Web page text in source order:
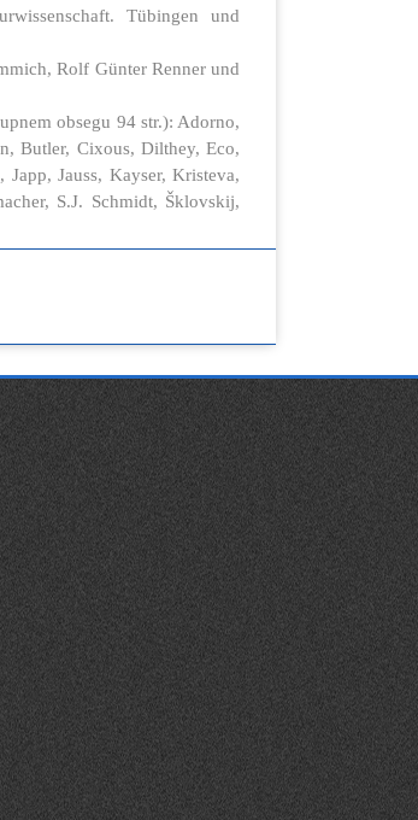
Tübingen und
Rolf Günter Renner und
obsegu 94 str.): Adorno,
Butler, Cixous, Dilthey, Eco,
Jauss, Kayser, Kristeva,
S.J. Schmidt, Šklovskij,